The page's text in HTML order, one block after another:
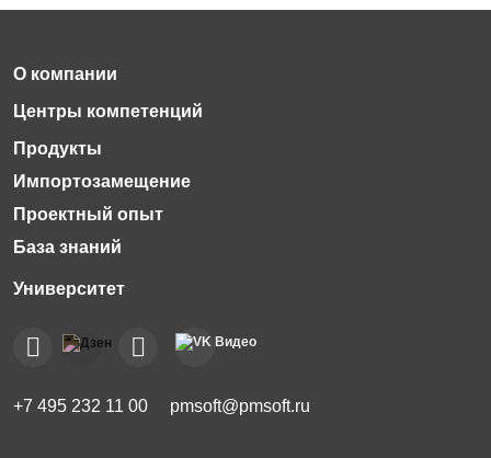
Импортозамещение
Проектный опыт
База знаний
+7 495 232 11 00 pmsoft@pmsoft.ru